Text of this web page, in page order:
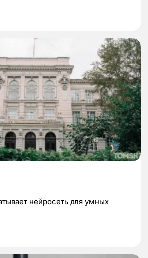
нейросеть для умных